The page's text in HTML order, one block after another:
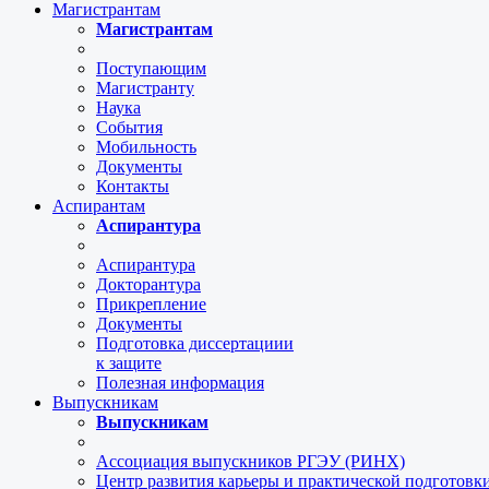
Магистрантам
Магистрантам
Поступающим
Магистранту
Наука
События
Мобильность
Документы
Контакты
Аспирантам
Аспирантура
Аспирантура
Докторантура
Прикрепление
Документы
Подготовка диссертациии
к защите
Полезная информация
Выпускникам
Выпускникам
Ассоциация выпускников РГЭУ (РИНХ)
Центр развития карьеры и практической